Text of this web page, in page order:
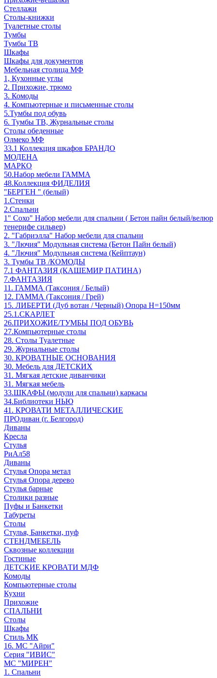
Стеллажи
Столы-книжки
Туалетные столы
Тумбы
Тумбы ТВ
Шкафы
Шкафы для документов
Мебельная столица МФ
1, Кухонные углы
2. Прихожие, трюмо
3. Комоды
4. Компьютерные и письменные столы
5.Тумбы под обувь
6. Тумбы ТВ, Журнальные столы
Столы обеденные
Олмеко МФ
33.1 Коллекция шкафов БРАНДО
МОДЕНА
МАРКО
50.Набор мебели ГАММА
48.Коллекция ФИДЕЛИЯ
"БЕРГЕН " (белый)
1.Стенки
2.Спальни
1" Сохо" Набор мебели для спальни ( Бетон пайн белый/велюр
тенерифе сильвер)
2. "Габриэлла" Набор мебели для спальни
3. "Лючия" Модульная система (Бетон Пайн белый)
4. "Лючия" Модульная система (Кейптаун)
3. Тумбы ТВ /КОМОДЫ
7.1 ФАНТАЗИЯ (КАШЕМИР ПАТИНА)
7.ФАНТАЗИЯ
11. ГАММА (Таксония / Белый)
12. ГАММА (Таксония / Грей)
15. ЛИБЕРТИ (Дуб вотан / Черный) Опора Н=150мм
25.1.СКАРЛЕТ
26.ПРИХОЖИЕ/ТУМБЫ ПОД ОБУВЬ
27.Компьютерные столы
28. Столы Туалетные
29. Журнальные столы
30. КРОВАТНЫЕ ОСНОВАНИЯ
30. Мебель для ДЕТСКИХ
31. Мягкая детские диванчики
31. Мягкая мебель
33.ШКАФЫ (модули для спальни) каркасы
34.Библиотеки НЬЮ
41. КРОВАТИ МЕТАЛЛИЧЕСКИЕ
ПРОдиван (г. Белгород)
Диваны
Кресла
Стулья
РиАл58
Диваны
Стулья Опора метал
Стулья Опора дерево
Стулья барные
Столики разные
Пуфы и Банкетки
Табуреты
Столы
Стулья, Банкетки, пуф
СТЕНДМЕБЕЛЬ
Сквозные коллекции
Гостиные
ДЕТСКИЕ КРОВАТИ МДФ
Комоды
Компьютерные столы
Кухни
Прихожие
СПАЛЬНИ
Столы
Шкафы
Стиль МК
16. МС "Айри"
Серия "ИВИС"
МС "МИРЕН"
1. Спальни